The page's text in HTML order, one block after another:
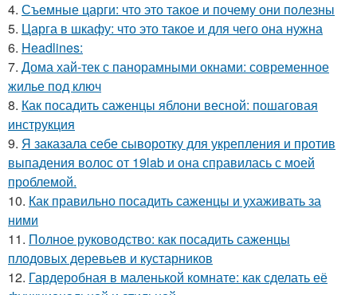
4. Съемные царги: что это такое и почему они полезны
5. Царга в шкафу: что это такое и для чего она нужна
6. Headlines:
7. Дома хай-тек с панорамными окнами: современное
жилье под ключ
8. Как посадить саженцы яблони весной: пошаговая
инструкция
9. Я заказала себе сыворотку для укрепления и против
выпадения волос от 19lab и она справилась с моей
проблемой.
10. Как правильно посадить саженцы и ухаживать за
ними
11. Полное руководство: как посадить саженцы
плодовых деревьев и кустарников
12. Гардеробная в маленькой комнате: как сделать её